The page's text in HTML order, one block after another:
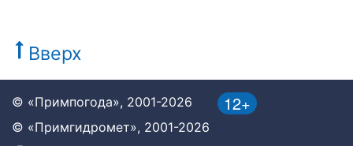
Вверх
12+
© «Примпогода», 2001-2026
© «Примгидромет», 2001-2026